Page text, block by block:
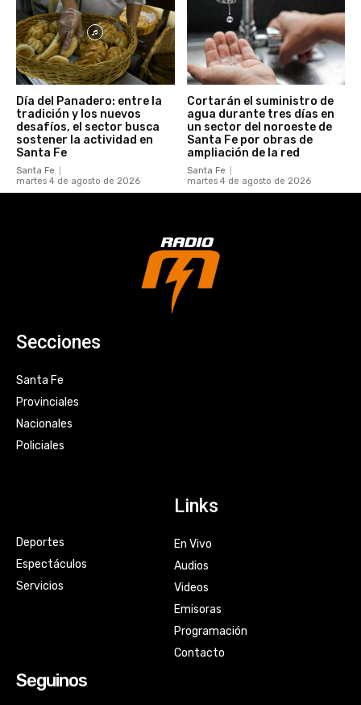
Día del Panadero: entre la
tradición y los nuevos
desafíos, el sector busca
sostener la actividad en
Santa Fe
Santa Fe
martes 4 de agosto de 2026
Cortarán el suministro de
agua durante tres días en
un sector del noroeste de
Santa Fe por obras de
ampliación de la red
Santa Fe
martes 4 de agosto de 2026
Secciones
Santa Fe
Provinciales
Nacionales
Policiales
Deportes
Espectáculos
Servicios
Links
En Vivo
Audios
Videos
Emisoras
Programación
Contacto
Seguinos